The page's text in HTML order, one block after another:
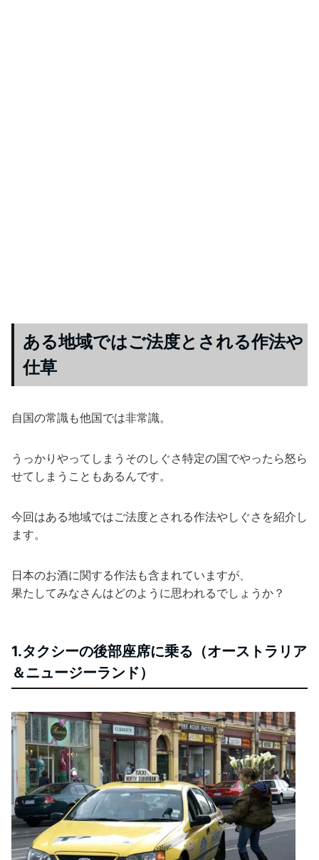
ある地域ではご法度とされる作法や
仕草
自国の常識も他国では非常識。
うっかりやってしまうそのしぐさ特定の国でやったら怒ら
せてしまうこともあるんです。
今回はある地域ではご法度とされる作法やしぐさを紹介し
ます。
日本のお酒に関する作法も含まれていますが、
果たしてみなさんはどのように思われるでしょうか？
1.タクシーの後部座席に乗る（オーストラリア
＆ニュージーランド）